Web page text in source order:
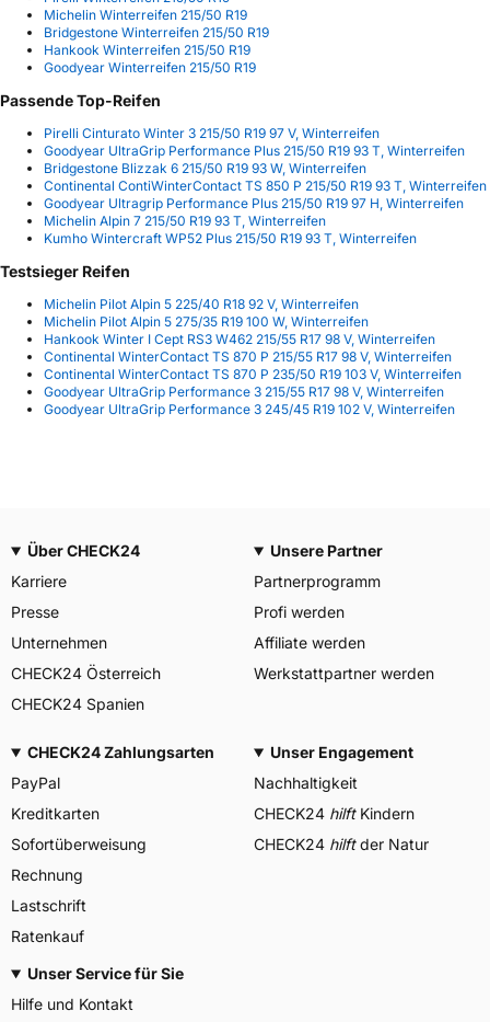
Michelin Winterreifen 215/50 R19
Bridgestone Winterreifen 215/50 R19
Hankook Winterreifen 215/50 R19
Goodyear Winterreifen 215/50 R19
Passende Top-Reifen
Pirelli Cinturato Winter 3 215/50 R19 97 V, Winterreifen
Goodyear UltraGrip Performance Plus 215/50 R19 93 T, Winterreifen
Bridgestone Blizzak 6 215/50 R19 93 W, Winterreifen
Continental ContiWinterContact TS 850 P 215/50 R19 93 T, Winterreifen
Goodyear Ultragrip Performance Plus 215/50 R19 97 H, Winterreifen
Michelin Alpin 7 215/50 R19 93 T, Winterreifen
Kumho Wintercraft WP52 Plus 215/50 R19 93 T, Winterreifen
Testsieger Reifen
Michelin Pilot Alpin 5 225/40 R18 92 V, Winterreifen
Michelin Pilot Alpin 5 275/35 R19 100 W, Winterreifen
Hankook Winter I Cept RS3 W462 215/55 R17 98 V, Winterreifen
Continental WinterContact TS 870 P 215/55 R17 98 V, Winterreifen
Continental WinterContact TS 870 P 235/50 R19 103 V, Winterreifen
Goodyear UltraGrip Performance 3 215/55 R17 98 V, Winterreifen
Goodyear UltraGrip Performance 3 245/45 R19 102 V, Winterreifen
Über CHECK24
Karriere
Presse
Unternehmen
CHECK24 Österreich
CHECK24 Spanien
Unsere Partner
Partnerprogramm
Profi werden
Affiliate werden
Werkstattpartner werden
CHECK24 Zahlungsarten
PayPal
Kreditkarten
Sofortüberweisung
Rechnung
Lastschrift
Ratenkauf
Unser Engagement
Nachhaltigkeit
CHECK24 hilftKindern
CHECK24 hilftder Natur
Unser Service für Sie
Hilfe und Kontakt